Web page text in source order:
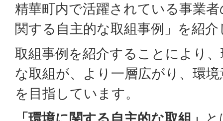
精華町内で活躍されている事業
関する自主的な取組事例」を紹
取組事例を紹介することにより
な取組が、より一層広がり、環
を目指しています。